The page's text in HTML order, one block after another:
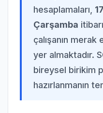
hesaplamaları,
Çarşamba
çalışanın merak
yer almaktadır.
bireysel birikim
hazırlanmanın